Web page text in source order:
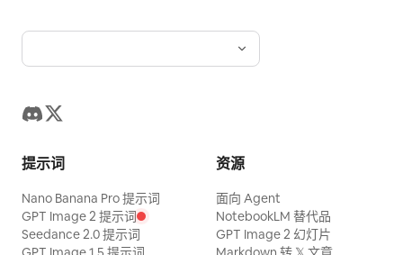
提示词
Nano Banana Pro 提示词
GPT Image 2 提示词
Seedance 2.0 提示词
资源
面向 Agent
NotebookLM 替代品
GPT Image 2 幻灯片